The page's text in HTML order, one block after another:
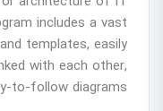
includes a vast
templates, easily
with each other,
to-follow diagrams.